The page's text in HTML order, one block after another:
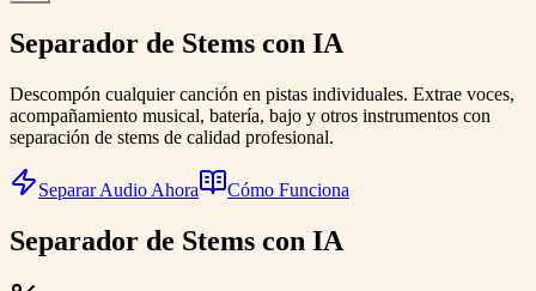
Separador de Stems con IA
Descompón cualquier canción en pistas individuales. Extrae voces,
acompañamiento musical, batería, bajo y otros instrumentos con
separación de stems de calidad profesional.
Separar Audio Ahora Cómo Funciona
Separador de Stems con IA